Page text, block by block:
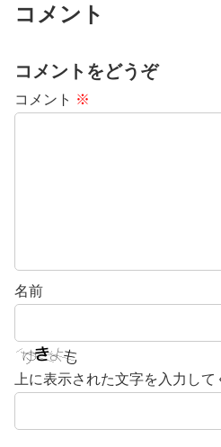
コメント
コメントをどうぞ
コメント ※
名前
上に表示された文字を入力して